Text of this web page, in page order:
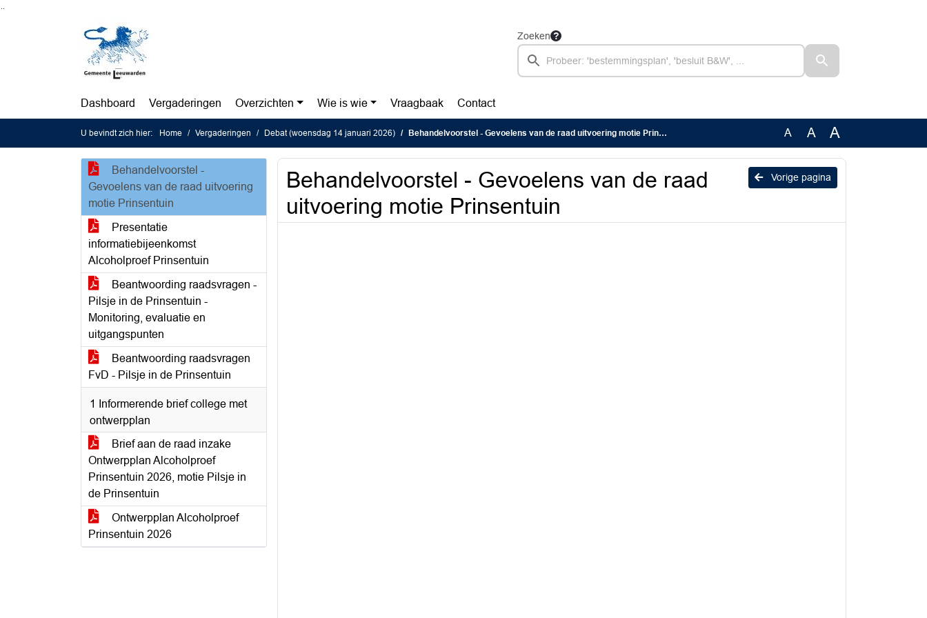
Zoeken
Dashboard Vergaderingen Overzichten Wie is wie Vraagbaak Contact
U bevindt zich hier: Home Vergaderingen Debat (woensdag 14 januari 2026) Behandelvoorstel - Gevoelens van de raad uitvoering motie Prinsentuin A A A
Behandelvoorstel -
Gevoelens van de raad uitvoering
motie Prinsentuin
Presentatie
informatiebijeenkomst
Alcoholproef Prinsentuin
Beantwoording raadsvragen -
Pilsje in de Prinsentuin -
Monitoring, evaluatie en
uitgangspunten
Beantwoording raadsvragen
FvD - Pilsje in de Prinsentuin
1 Informerende brief college met
ontwerpplan
Brief aan de raad inzake
Ontwerpplan Alcoholproef
Prinsentuin 2026, motie Pilsje in
de Prinsentuin
Ontwerpplan Alcoholproef
Prinsentuin 2026
Vorige pagina
Behandelvoorstel - Gevoelens van de raad
uitvoering motie Prinsentuin